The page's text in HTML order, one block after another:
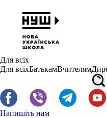
Для всіх
Для всіхБатькамВчителям
Напишіть нам